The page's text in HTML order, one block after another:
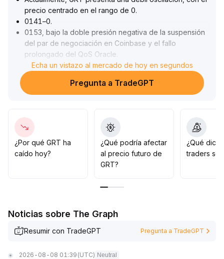
precio centrado en el rango de 0.
0141–0.
0153, bajo la doble presión negativa de la suspensión
del par de negociación en Coinbase y el fallo
prolongado del QoS Oracle
Si cae por debajo de 0.
0141, el riesgo se liberará aún más; por el contrario, si
posición y observar la validez de los soportes clave; a
largo plazo, se sugiere prestar atención al progreso de
la recuperación de Oracle y la actividad de los datos
del ecosistema; antes de resolver los cuellos de botella
técnicos, es difícil esperar un cambio de tendencia
Echa un vistazo al mercado de hoy en segundos
Pregunta a TradeGPT
¿Por qué GRT ha
caído hoy?
¿Qué podría afectar
al precio futuro de
GRT?
¿Qué
traders
Noticias sobre The Graph
Resumir con TradeGPT Pregunta a TradeGPT
2026-08-08 01:39 (UTC) Neutral